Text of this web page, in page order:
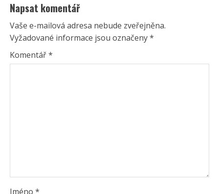
Napsat komentář
Vaše e-mailová adresa nebude zveřejněna.
Vyžadované informace jsou označeny*
Komentář*
Jméno *